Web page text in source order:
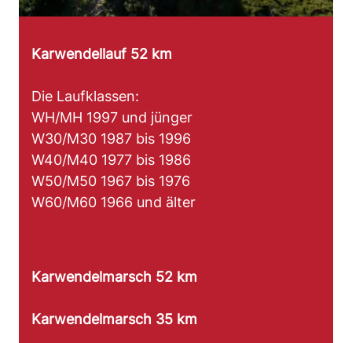
Karwendellauf 52 km
Die Laufklassen:
WH/MH 1997 und jünger
W30/M30 1987 bis 1996
W40/M40 1977 bis 1986
W50/M50 1967 bis 1976
W60/M60 1966 und älter
Karwendelmarsch 52 km
Karwendelmarsch 35 km